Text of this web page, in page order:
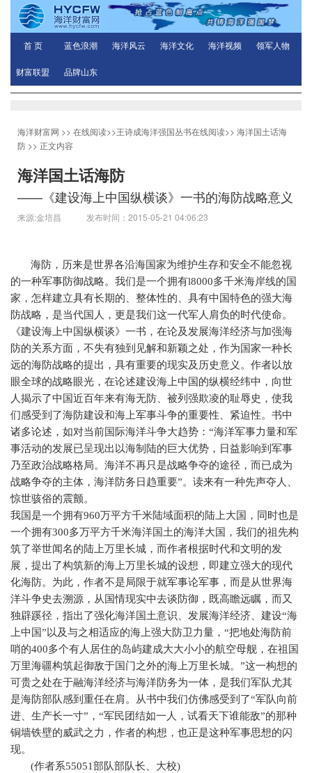
首 页 蓝色浪潮 海洋风云 海洋文化 海洋视频 领军人物
财富联盟 品牌山东
海洋财富网 >> 在线阅读>>王诗成海洋强国丛书在线阅读>> 海洋国土话海
防 >> 正文内容
海洋国土话海防
——《建设海上中国纵横谈》一书的海防战略意义
来源:金培昌 发布时间：2015-05-21 04:06:23
海防，历来是世界各沿海国家为维护生存和安全不能忽视
的一种军事防御战略。我们是一个拥有l8000多千米海岸线的国
家，怎样建立具有长期的、整体性的、具有中国特色的强大海
防战略，是当代国人，更是我们这一代军人肩负的时代使命。
《建设海上中国纵横谈》一书，在论及发展海洋经济与加强海
防的关系方面，不失有独到见解和新颖之处，作为国家一种长
远的海防战略的提出，具有重要的现实及历史意义。作者以放
眼全球的战略眼光，在论述建设海上中国的纵横经纬中，向世
人揭示了中国近百年来有海无防、被列强欺凌的耻辱史，使我
们感受到了海防建设和海上军事斗争的重要性、紧迫性。书中
诸多论述，如对当前国际海洋斗争大趋势：“海洋军事力量和军
事活动的发展已呈现出以海制陆的巨大优势，日益影响到军事
乃至政治战略格局。海洋不再只是战略争夺的途径，而已成为
战略争夺的主体，海洋防务日趋重要”。读来有一种先声夺人、
惊世骇俗的震颤。
我国是一个拥有960万平方千米陆域面积的陆上大国，同时也是
一个拥有300多万平方千米海洋国土的海洋大国，我们的祖先构
筑了举世闻名的陆上万里长城，而作者根据时代和文明的发
展，提出了构筑新的海上万里长城的设想，即建立强大的现代
化海防。为此，作者不是局限于就军事论军事，而是从世界海
洋斗争史去溯源，从国情现实中去谈防御，既高瞻远瞩，而又
独辟蹊径，指出了强化海洋国土意识、发展海洋经济、建设“海
上中国”以及与之相适应的海上强大防卫力量，“把地处海防前
哨的400多个有人居住的岛屿建成大大小小的航空母舰，在祖国
万里海疆构筑起御敌于国门之外的海上万里长城。”这一构想的
可贵之处在于融海洋经济与海洋防务为一体，是我们军队尤其
是海防部队感到重任在肩。从书中我们仿佛感受到了“军队向前
进、生产长一寸”，“军民团结如一人，试看天下谁能敌”的那种
铜墙铁壁的威武之力，作者的构想，也正是这种军事思想的闪
现。
(作者系55051部队部队长、大校)